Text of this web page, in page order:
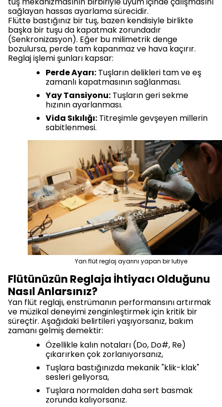
sağlayan hassas ayarlama sürecidir.
Flütte bastığınız bir tuş, bazen kendisiyle birlikte
başka bir tuşu da kapatmak zorundadır
(Senkronizasyon). Eğer bu milimetrik denge
bozulursa, perde tam kapanmaz ve hava kaçırır.
Reglaj işlemi şunları kapsar:
Perde Ayarı: Tuşların delikleri tam ve eş
zamanlı kapatmasının sağlanması.
Yay Tansiyonu: Tuşların geri sekme
hızının ayarlanması.
Vida Sıkılığı: Titreşimle gevşeyen millerin
sabitlenmesi.
Yan flüt reglaj ayarını yapan bir lutiye
Flütünüzün Reglaja İhtiyacı Olduğunu
Nasıl Anlarsınız?
Yan flüt reglajı, enstrümanın performansını artırmak
ve müzikal deneyimi zenginleştirmek için kritik bir
süreçtir. Aşağıdaki belirtileri yaşıyorsanız, bakım
zamanı gelmiş demektir:
Özellikle kalın notaları (Do, Do#, Re)
çıkarırken çok zorlanıyorsanız,
Tuşlara bastığınızda mekanik "klik-klak"
sesleri geliyorsa,
Tuşlara normalden daha sert basmak
zorunda kalıyorsanız.